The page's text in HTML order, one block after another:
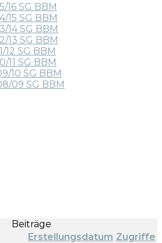
16 SG BBM
15 SG BBM
14 SG BBM
13 SG BBM
12 SG BBM
11 SG BBM
10 SG BBM
09 SG BBM
Beiträge
Erstellungsdatum Zugriffe